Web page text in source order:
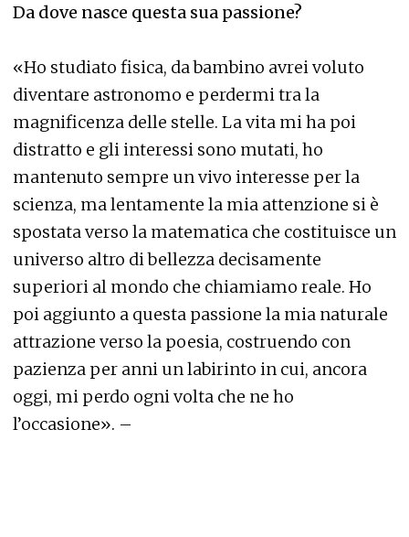
Da dove nasce questa sua passione?
«Ho studiato fisica, da bambino avrei voluto
diventare astronomo e perdermi tra la
magnificenza delle stelle. La vita mi ha poi
distratto e gli interessi sono mutati, ho
mantenuto sempre un vivo interesse per la
scienza, ma lentamente la mia attenzione si è
spostata verso la matematica che costituisce un
universo altro di bellezza decisamente
superiori al mondo che chiamiamo reale. Ho
poi aggiunto a questa passione la mia naturale
attrazione verso la poesia, costruendo con
pazienza per anni un labirinto in cui, ancora
oggi, mi perdo ogni volta che ne ho
l’occasione». –